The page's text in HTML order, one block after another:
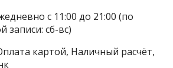
с 11:00 до 21:00 (по
записи: сб-вс)
картой, Наличный расчёт,